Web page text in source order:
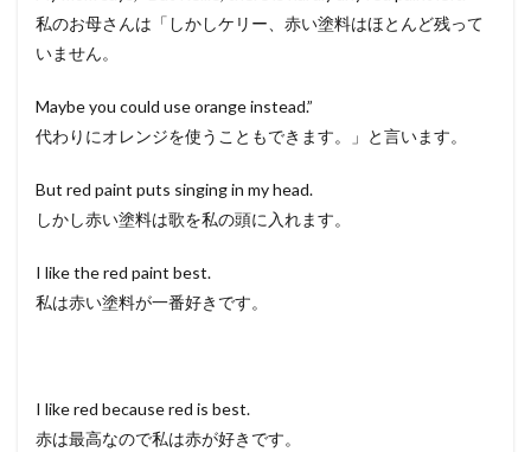
私のお母さんは「しかしケリー、赤い塗料はほとんど残って
いません。
Maybe you could use orange instead.”
代わりにオレンジを使うこともできます。」と言います。
But red paint puts singing in my head.
しかし赤い塗料は歌を私の頭に入れます。
I like the red paint best.
私は赤い塗料が一番好きです。
I like red because red is best.
赤は最高なので私は赤が好きです。